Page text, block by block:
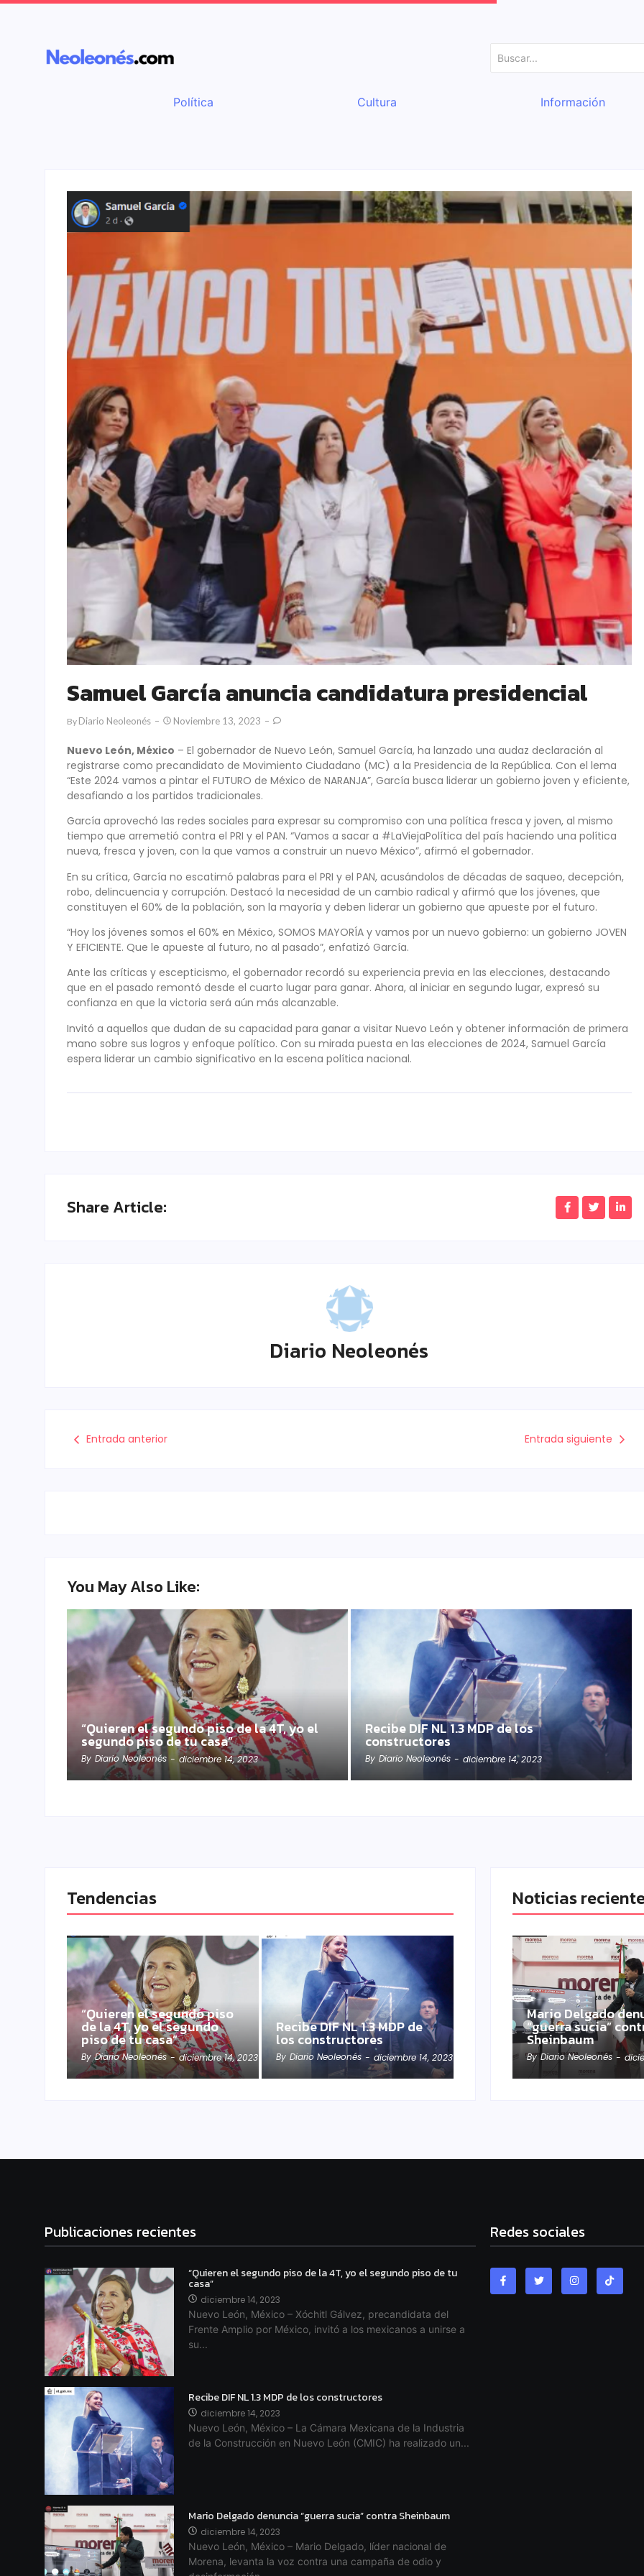
Política Cultura Información
Samuel García anuncia candidatura presidencial
By Diario Neoleonés Noviembre 13, 2023
Nuevo León, México – El gobernador de Nuevo León, Samuel García, ha lanzado una audaz declaración al
registrarse como precandidato de Movimiento Ciudadano (MC) a la Presidencia de la República. Con el lema
“Este 2024 vamos a pintar el FUTURO de México de NARANJA”, García busca liderar un gobierno joven y eficiente,
desafiando a los partidos tradicionales.
García aprovechó las redes sociales para expresar su compromiso con una política fresca y joven, al mismo
tiempo que arremetió contra el PRI y el PAN. “Vamos a sacar a #LaViejaPolítica del país haciendo una política
nueva, fresca y joven, con la que vamos a construir un nuevo México”, afirmó el gobernador.
En su crítica, García no escatimó palabras para el PRI y el PAN, acusándolos de décadas de saqueo, decepción,
robo, delincuencia y corrupción. Destacó la necesidad de un cambio radical y afirmó que los jóvenes, que
constituyen el 60% de la población, son la mayoría y deben liderar un gobierno que apueste por el futuro.
“Hoy los jóvenes somos el 60% en México, SOMOS MAYORÍA y vamos por un nuevo gobierno: un gobierno JOVEN
Y EFICIENTE. Que le apueste al futuro, no al pasado”, enfatizó García.
Ante las críticas y escepticismo, el gobernador recordó su experiencia previa en las elecciones, destacando
que en el pasado remontó desde el cuarto lugar para ganar. Ahora, al iniciar en segundo lugar, expresó su
confianza en que la victoria será aún más alcanzable.
Invitó a aquellos que dudan de su capacidad para ganar a visitar Nuevo León y obtener información de primera
mano sobre sus logros y enfoque político. Con su mirada puesta en las elecciones de 2024, Samuel García
espera liderar un cambio significativo en la escena política nacional.
Share Article:
Diario Neoleonés
Entrada anterior Entrada siguiente
You May Also Like:
“Quieren el segundo piso de la 4T, yo el
segundo piso de tu casa”
By Diario Neoleonés - diciembre 14, 2023
Recibe DIF NL 1.3 MDP de los
constructores
By Diario Neoleonés - diciembre 14, 2023
Tendencias
“Quieren el segundo piso
de la 4T, yo el segundo
piso de tu casa”
By Diario Neoleonés - diciembre 14, 2023
Recibe DIF NL 1.3 MDP de
los constructores
By Diario Neoleonés - diciembre 14, 2023
Noticias
Mario Delgado
“guerra sucia”
Sheinbaum
By Diario Neoleonés -
Publicaciones recientes
“Quieren el segundo piso de la 4T, yo el segundo piso de tu
casa”
diciembre 14, 2023
Nuevo León, México – Xóchitl Gálvez, precandidata del
Frente Amplio por México, invitó a los mexicanos a unirse a
su...
Recibe DIF NL 1.3 MDP de los constructores
diciembre 14, 2023
Nuevo León, México – La Cámara Mexicana de la Industria
de la Construcción en Nuevo León (CMIC) ha realizado un...
Mario Delgado denuncia “guerra sucia” contra Sheinbaum
diciembre 14, 2023
Nuevo León, México – Mario Delgado, líder nacional de
Morena, levanta la voz contra una campaña de odio y
Redes sociales